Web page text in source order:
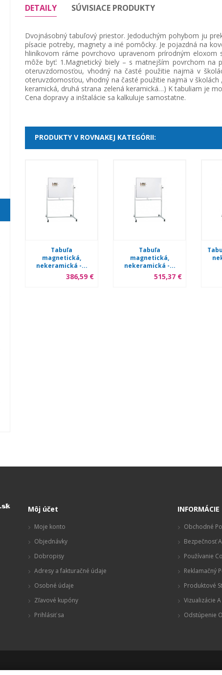
DETAILY SÚVISIACE PRODUKTY
Dvojnásobný tabuľový priestor. Jedoduchým pohybom ju
písacie potreby, magnety a iné pomôcky. Je pojazdná na
hliníkovom ráme povrchovo upravenom prírodným
môže byť: 1.Magnetický biely – s matnejším povrchom na
oteruvzdornosťou, vhodný na časté použitie najmä v
oteruvzdornosťou, vhodný na časté použitie najmä v
keramická, druhá strana zelená keramická…) K tabuliam je
Cena dopravy a inštalácie sa kalkuluje samostatne.
PRODUKTY V ROVNAKEJ KATEGÓRII:
Tabuľa
magnetická,
nekeramická -...
386,59 €
Tabuľa
magnetická,
nekeramická -...
515,37 €
Môj účet
Moje konto
Objednávky
Dobropisy
Adresy a fakturačné údaje
Osobné údaje
Zľavové kupóny
Prihlásiť sa
INFORMÁCIE
Obchodné
Bezpečnosť
Používanie
Reklamačný
Produktové
Vizualizácie
Odstúpenie